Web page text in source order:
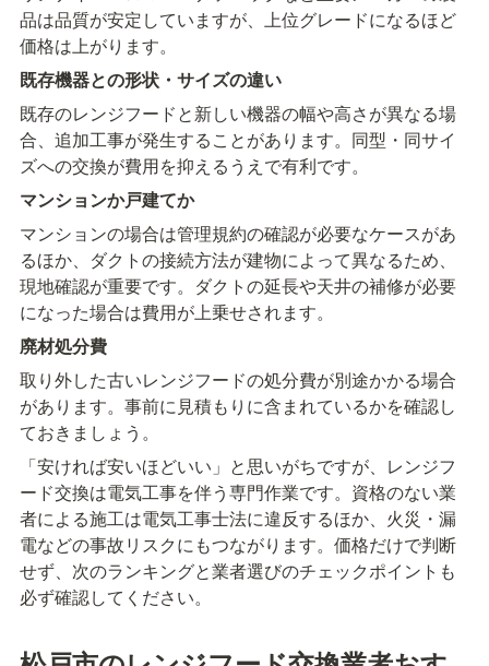
品は品質が安定していますが、上位グレードになるほど
価格は上がります。
既存機器との形状・サイズの違い
既存のレンジフードと新しい機器の幅や高さが異なる場
合、追加工事が発生することがあります。同型・同サイ
ズへの交換が費用を抑えるうえで有利です。
マンションか戸建てか
マンションの場合は管理規約の確認が必要なケースがあ
るほか、ダクトの接続方法が建物によって異なるため、
現地確認が重要です。ダクトの延長や天井の補修が必要
になった場合は費用が上乗せされます。
廃材処分費
取り外した古いレンジフードの処分費が別途かかる場合
があります。事前に見積もりに含まれているかを確認し
ておきましょう。
「安ければ安いほどいい」と思いがちですが、レンジフ
ード交換は電気工事を伴う専門作業です。資格のない業
者による施工は電気工事士法に違反するほか、火災・漏
電などの事故リスクにもつながります。価格だけで判断
せず、次のランキングと業者選びのチェックポイントも
必ず確認してください。